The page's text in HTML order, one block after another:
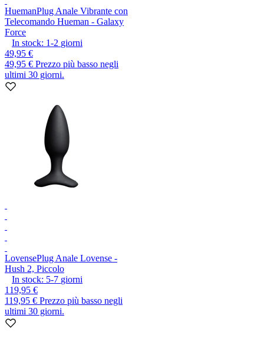
HuemanPlug Anale Vibrante con
Telecomando Hueman - Galaxy
Force
In stock: 1-2 giorni
49,95 €
49,95 € Prezzo più basso negli
ultimi 30 giorni.
LovensePlug Anale Lovense -
Hush 2, Piccolo
In stock: 5-7 giorni
119,95 €
119,95 € Prezzo più basso negli
ultimi 30 giorni.